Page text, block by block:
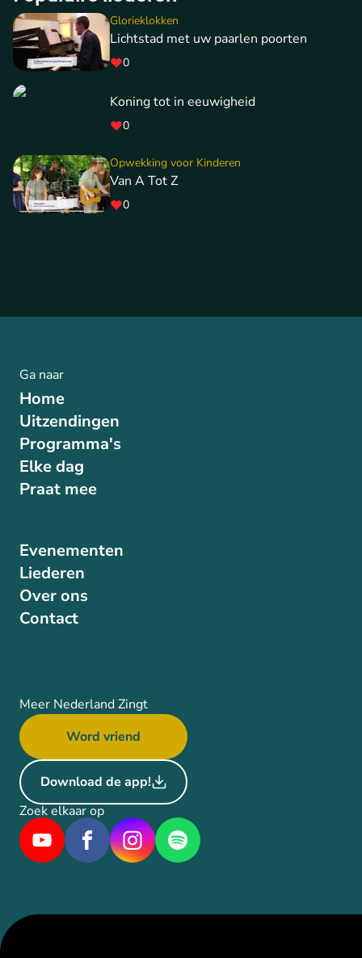
Glorieklokken
Lichtstad met uw paarlen poorten
0
Koning tot in eeuwigheid
0
Opwekking voor Kinderen
Van A Tot Z
0
Ga naar
Home
Uitzendingen
Programma's
Elke dag
Praat mee
Evenementen
Liederen
Over ons
Contact
Meer Nederland Zingt
Word vriend
Download de app!
Zoek elkaar op